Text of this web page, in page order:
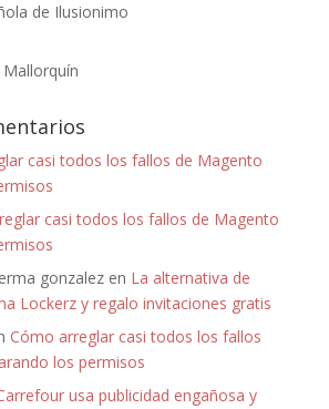
de Ilusionimo
casi todos los fallos de Magento
casi todos los fallos de Magento
gonzalezen La alternativa de
Lockerz y regalo invitaciones gratis
Cómo arreglar casi todos los fallos
los permisos
usa publicidad engañosa y